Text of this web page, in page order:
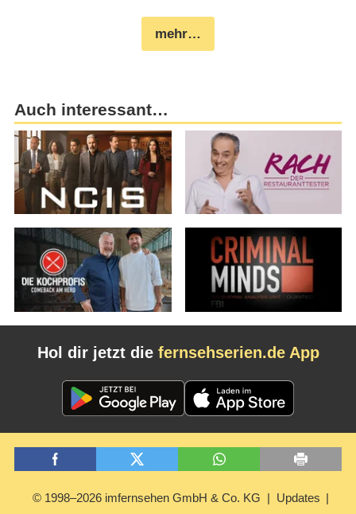
mehr…
Auch interessant…
Hol dir jetzt die fernsehserien.de App
© 1998–2026 imfernsehen GmbH & Co. KG Updates